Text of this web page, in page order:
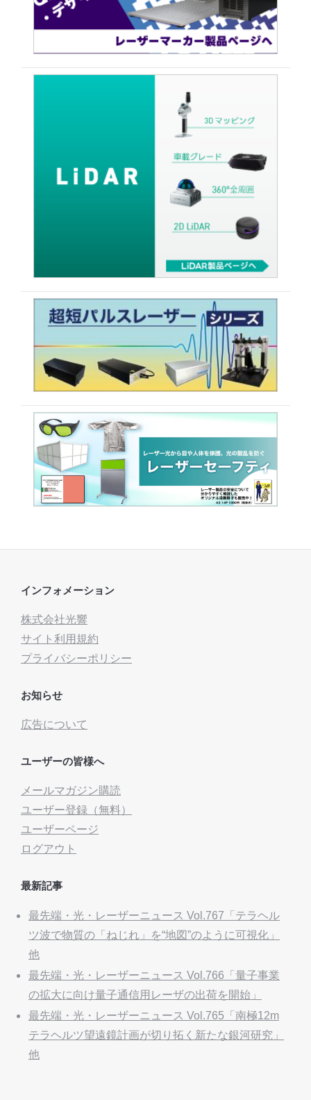
インフォメーション
株式会社光響
サイト利用規約
プライバシーポリシー
お知らせ
広告について
ユーザーの皆様へ
メールマガジン購読
ユーザー登録（無料）
ユーザーページ
ログアウト
最新記事
最先端・光・レーザーニュース Vol.767「テラヘル
ツ波で物質の「ねじれ」を“地図”のように可視化」
他
最先端・光・レーザーニュース Vol.766「量子事業
の拡大に向け量子通信用レーザの出荷を開始」
最先端・光・レーザーニュース Vol.765「南極12m
テラヘルツ望遠鏡計画が切り拓く新たな銀河研究」
他